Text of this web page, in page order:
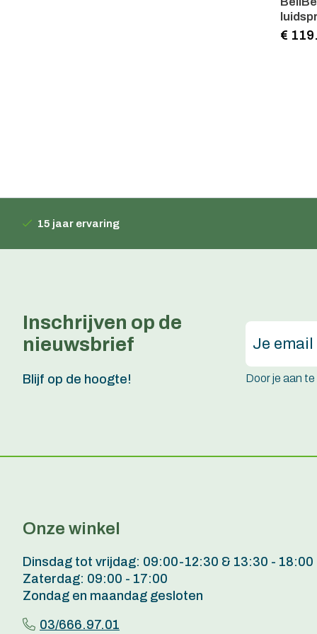
€
15 jaar ervaring
Inschrijven op de
nieuwsbrief
Blijf op de hoogte! Door je aan
Onze winkel
Dinsdag tot vrijdag: 09:00-12:30 & 13:30 - 18:00
Zaterdag: 09:00 - 17:00
Zondag en maandag gesloten
03/666.97.01